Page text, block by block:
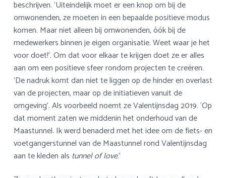
beschrijven. ‘Uiteindelijk moet er een knop om bij de
omwonenden, ze moeten in een bepaalde positieve modus
komen. Maar niet alleen bij omwonenden, óók bij de
medewerkers binnen je eigen organisatie. Weet waar je het
voor doet!’. Om dat voor elkaar te krijgen doet ze er alles
aan om een positieve sfeer rondom projecten te creëren.
‘De nadruk komt dan niet te liggen op de hinder en overlast
van de projecten, maar op de initiatieven vanuit de
omgeving’. Als voorbeeld noemt ze Valentijnsdag 2019. ‘Op
dat moment zaten we middenin het onderhoud van de
Maastunnel. Ik werd benaderd met het idee om de fiets- en
voetgangerstunnel van de Maastunnel rond Valentijnsdag
aan te kleden als tunnel of love.’